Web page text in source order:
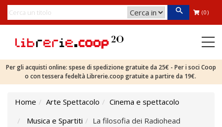
(0)
Per gli acquisti online: spese di spedizione gratuite da 25€ - Per i soci Coop
o con tessera fedeltà Librerie.coop gratuite a partire da 19€.
Home Arte Spettacolo
Cinema e spettacolo
Musica e Spartiti
La filosofia dei Radiohead